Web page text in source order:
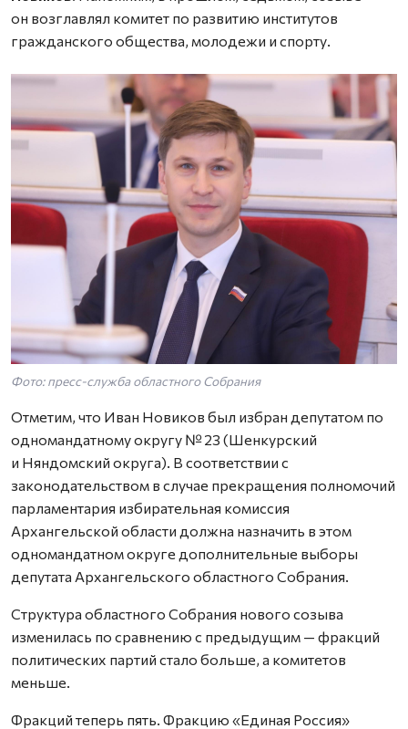
он возглавлял комитет по развитию институтов
гражданского общества, молодежи и спорту.
Фото: пресс-служба областного Собрания
Отметим, что Иван Новиков был избран депутатом по
одномандатному округу № 23 (Шенкурский
и Няндомский округа). В соответствии с
законодательством в случае прекращения полномочий
парламентария избирательная комиссия
Архангельской области должна назначить в этом
одномандатном округе дополнительные выборы
депутата Архангельского областного Собрания.
Структура областного Собрания нового созыва
изменилась по сравнению с предыдущим — фракций
политических партий стало больше, а комитетов
меньше.
Фракций теперь пять. Фракцию «Единая Россия»